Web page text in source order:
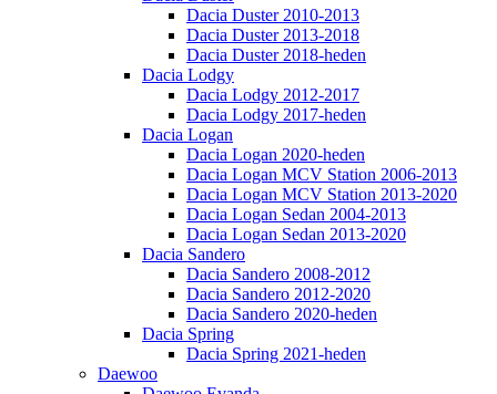
Dacia Duster 2010-2013
Dacia Duster 2013-2018
Dacia Duster 2018-heden
Dacia Lodgy
Dacia Lodgy 2012-2017
Dacia Lodgy 2017-heden
Dacia Logan
Dacia Logan 2020-heden
Dacia Logan MCV Station 2006-2013
Dacia Logan MCV Station 2013-2020
Dacia Logan Sedan 2004-2013
Dacia Logan Sedan 2013-2020
Dacia Sandero
Dacia Sandero 2008-2012
Dacia Sandero 2012-2020
Dacia Sandero 2020-heden
Dacia Spring
Dacia Spring 2021-heden
Daewoo